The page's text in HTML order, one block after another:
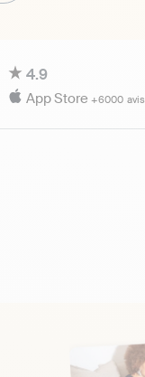
4.9
App Store+6000 avis